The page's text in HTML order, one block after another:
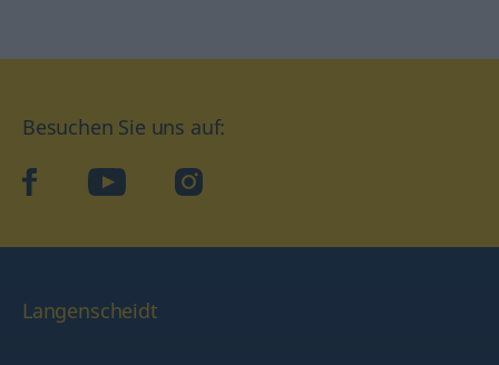
Besuchen Sie uns auf:
facebookYouTube Instagram
Langenscheidt